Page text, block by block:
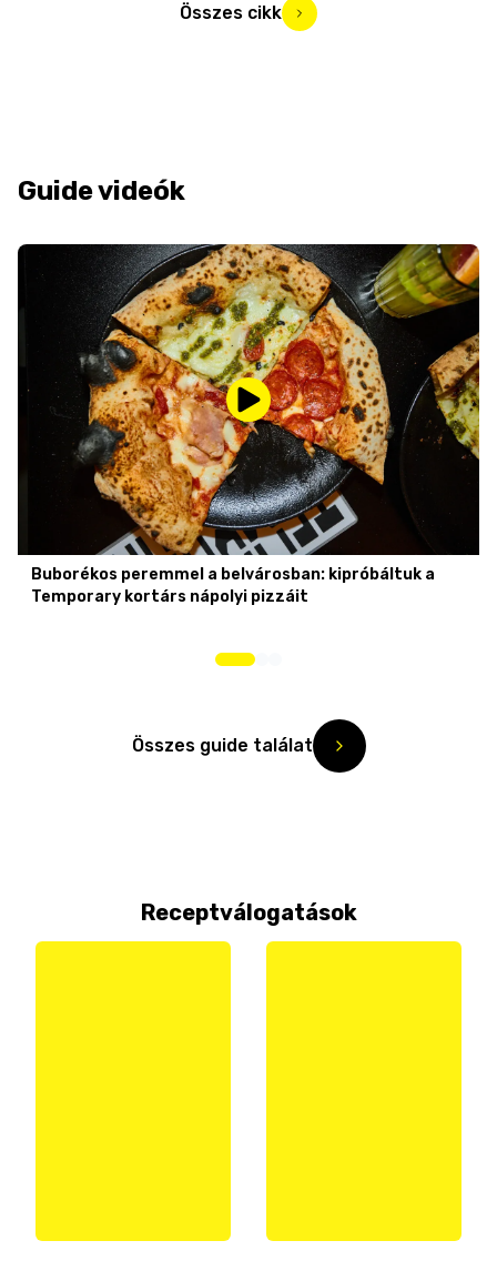
Összes cikk
Guide videók
Buborékos peremmel a belvárosban: kipróbáltuk a
Temporary kortárs nápolyi pizzáit
Összes guide találat
Receptválogatások